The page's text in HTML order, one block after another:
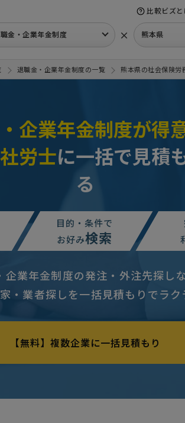
比較ビズと
金・企業年金制度 × 熊本県
退職金・企業年金制度の一覧 熊本県の社会保険労
企業年金制度が得
労士に一括で見積
る
目的・条件で
お好み検索
業年金制度の発注・外注先探し
・業者探しを一括見積もりでラク
【無料】複数企業に一括見積もり